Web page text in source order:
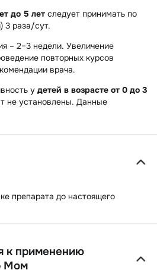
до 5 лет следует принимать по
3 раза/сут.
– 2–3 недели. Увеличение
повторных курсов
врача.
у детей в возрасте от 0 до 3
не установлены. Данные
препарата до настоящего
к применению
Мом